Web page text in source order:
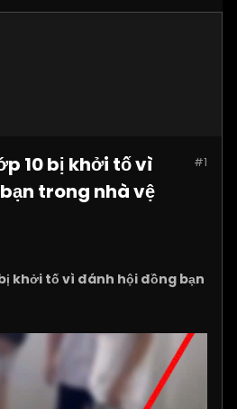
#1
10 bị khởi tố vì
trong nhà vệ
khởi tố vì đánh hội đồng bạn